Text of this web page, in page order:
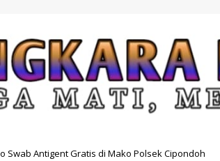
Swab Antigent Gratis di Mako Polsek Cipondoh